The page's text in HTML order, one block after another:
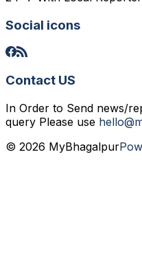
Social icons
Contact US
In Order to Send news/
query Please use
© 2026 MyBhagalpur